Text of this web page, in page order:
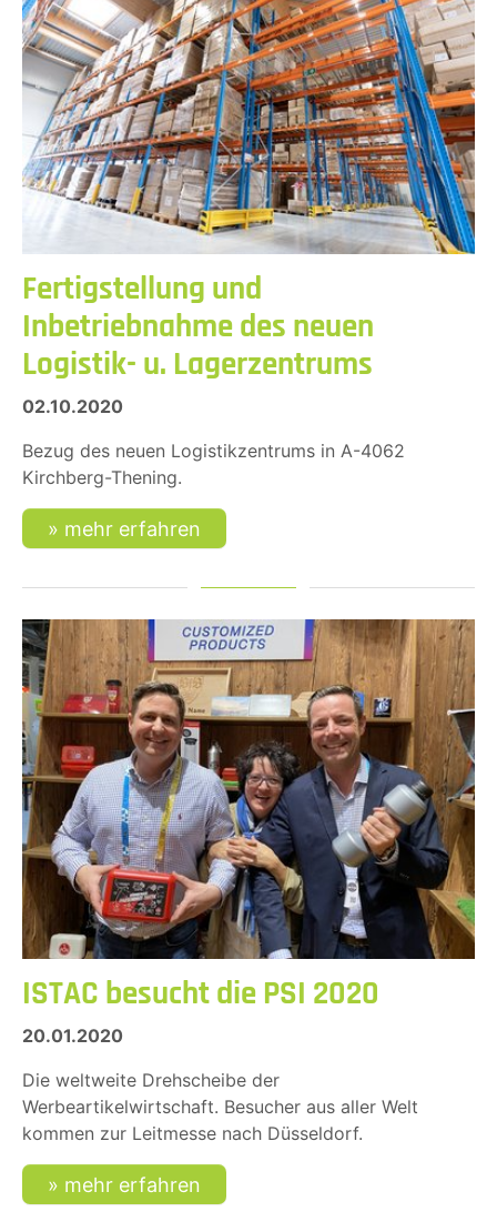
Fertigstellung und
Inbetriebnahme des neuen
Logistik- u. Lagerzentrums
02.10.2020
Bezug des neuen Logistikzentrums in A-4062
Kirchberg-Thening.
mehr erfahren
ISTAC besucht die PSI 2020
20.01.2020
Die weltweite Drehscheibe der
Werbeartikelwirtschaft. Besucher aus aller Welt
kommen zur Leitmesse nach Düsseldorf.
mehr erfahren